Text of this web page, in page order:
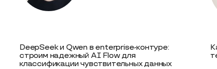
DeepSeek и Qwen в enterprise-контуре:
строим надежный AI Flow для
классификации чувствительных данных